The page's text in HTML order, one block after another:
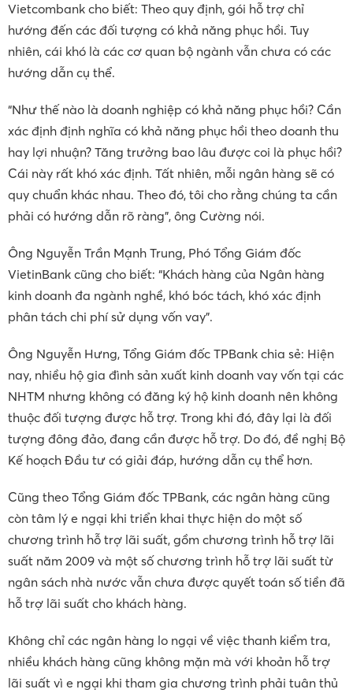
Vietcombank cho biết: Theo quy định, gói hỗ trợ chỉ
hướng đến các đối tượng có khả năng phục hồi. Tuy
nhiên, cái khó là các cơ quan bộ ngành vẫn chưa có các
hướng dẫn cụ thể.
“Như thế nào là doanh nghiệp có khả năng phục hồi? Cần
xác định định nghĩa có khả năng phục hồi theo doanh thu
hay lợi nhuận? Tăng trưởng bao lâu được coi là phục hồi?
Cái này rất khó xác định. Tất nhiên, mỗi ngân hàng sẽ có
quy chuẩn khác nhau. Theo đó, tôi cho rằng chúng ta cần
phải có hướng dẫn rõ ràng”, ông Cường nói.
Ông Nguyễn Trần Mạnh Trung, Phó Tổng Giám đốc
VietinBank cũng cho biết: “Khách hàng của Ngân hàng
kinh doanh đa ngành nghề, khó bóc tách, khó xác định
phân tách chi phí sử dụng vốn vay”.
Ông Nguyễn Hưng, Tổng Giám đốc TPBank chia sẻ: Hiện
nay, nhiều hộ gia đình sản xuất kinh doanh vay vốn tại các
NHTM nhưng không có đăng ký hộ kinh doanh nên không
thuộc đối tượng được hỗ trợ. Trong khi đó, đây lại là đối
tượng đông đảo, đang cần được hỗ trợ. Do đó, đề nghị Bộ
Kế hoạch Đầu tư có giải đáp, hướng dẫn cụ thể hơn.
Cũng theo Tổng Giám đốc TPBank, các ngân hàng cũng
còn tâm lý e ngại khi triển khai thực hiện do một số
chương trình hỗ trợ lãi suất, gồm chương trình hỗ trợ lãi
suất năm 2009 và một số chương trình hỗ trợ lãi suất từ
ngân sách nhà nước vẫn chưa được quyết toán số tiền đã
hỗ trợ lãi suất cho khách hàng.
Không chỉ các ngân hàng lo ngại về việc thanh kiểm tra,
nhiều khách hàng cũng không mặn mà với khoản hỗ trợ
lãi suất vì e ngại khi tham gia chương trình phải tuân thủ